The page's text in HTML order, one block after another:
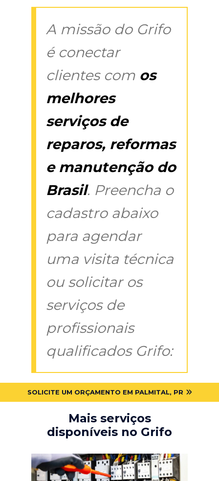
A missão do Grifo
é conectar
clientes com os
melhores
serviços de
reparos, reformas
e manutenção do
Brasil. Preencha o
cadastro abaixo
para agendar
uma visita técnica
ou solicitar os
serviços de
profissionais
qualificados Grifo:
SOLICITE UM ORÇAMENTO EM PALMITAL, PR
Mais serviços
disponíveis no Grifo